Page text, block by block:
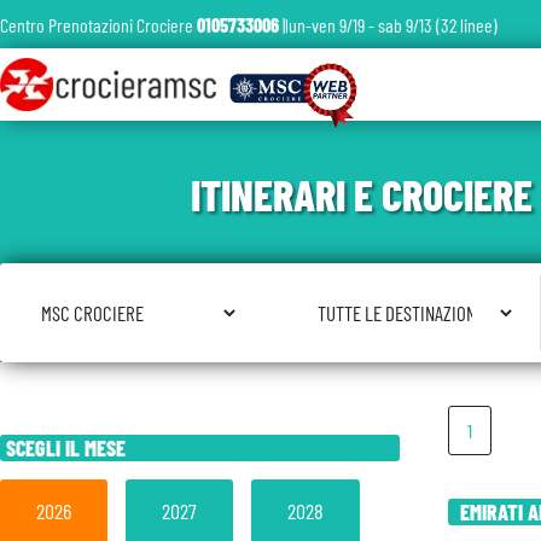
1
EMIRATI
SCEGLI IL MESE
2026 2027 2028
ITINERARI E
Centro Prenotazioni Crociere 0105733006|lun-ven 9/19 - sab 9/13 (32 linee)